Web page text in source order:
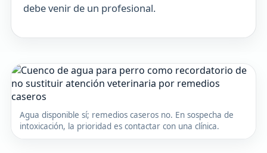
debe venir de un profesional.
Agua disponible sí; remedios caseros no. En sospecha de
intoxicación, la prioridad es contactar con una clínica.